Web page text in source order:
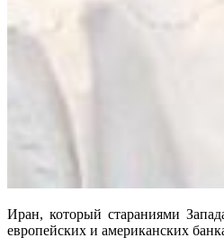
Иран, который стараниями
европейских и американских